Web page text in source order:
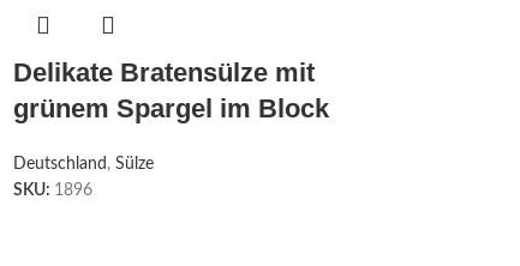
Delikate Bratensülze mit
grünem Spargel im Block
Deutschland ,Sülze
SKU: 1896